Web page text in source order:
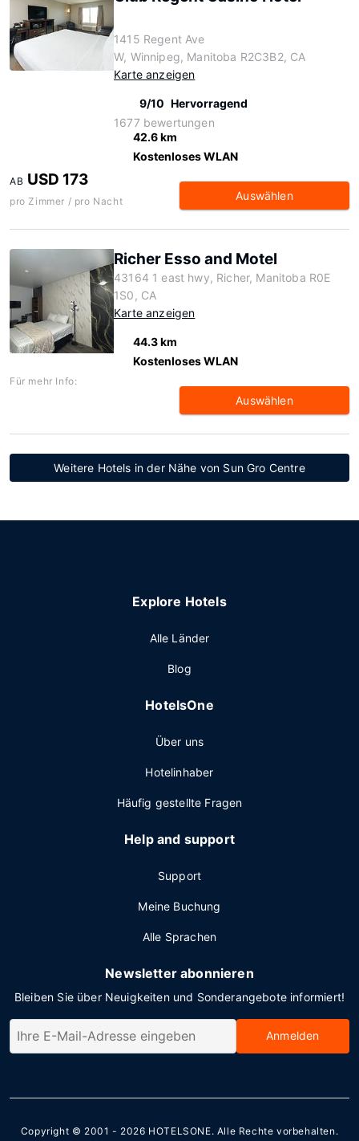
1415 Regent Ave
W, Winnipeg, Manitoba R2C3B2, CA
Karte anzeigen
9/10 Hervorragend
1677 bewertungen
42.6 km
Kostenloses WLAN
AB USD 173
pro Zimmer / pro Nacht Auswählen
Richer Esso and Motel
43164 1 east hwy, Richer, Manitoba R0E
1S0, CA
Karte anzeigen
44.3 km
Kostenloses WLAN
Für mehr Info:
Auswählen
Weitere Hotels in der Nähe von Sun Gro Centre
Explore Hotels
Alle Länder
Blog
HotelsOne
Über uns
Hotelinhaber
Häufig gestellte Fragen
Help and support
Support
Meine Buchung
Alle Sprachen
Newsletter abonnieren
Bleiben Sie über Neuigkeiten und Sonderangebote informiert!
Anmelden
Copyright © 2001 - 2026 HOTELSONE. Alle Rechte vorbehalten.